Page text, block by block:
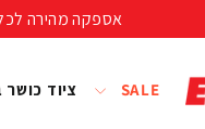
אספקה מהירה לכל הארץ - משלוח חינם
SALE ציוד כושר